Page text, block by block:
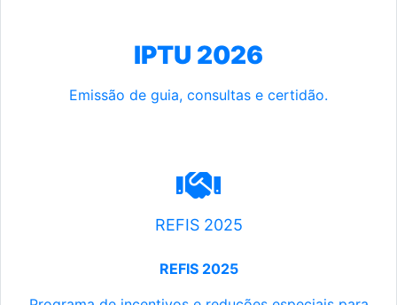
IPTU 2026
Emissão de guia, consultas e certidão.
REFIS 2025
REFIS 2025